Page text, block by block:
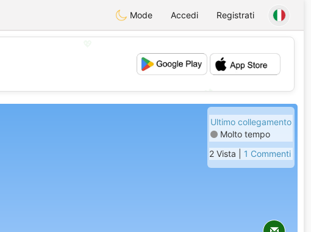
Mode Accedi Registrati
💕
Ultimo collegamento
Molto tempo
2 Vista | 1 Commenti